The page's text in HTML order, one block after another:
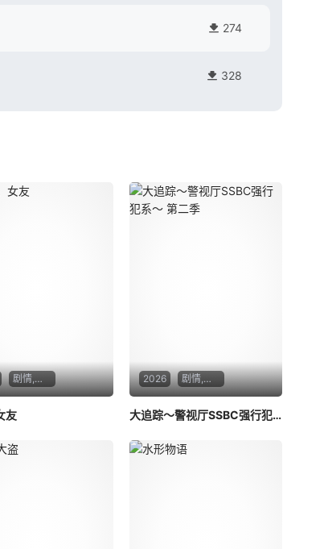
274
328
剧情,爱情
友
2026 剧情,悬疑,犯罪
大追踪〜警视厅SSBC强行犯系〜 第二季